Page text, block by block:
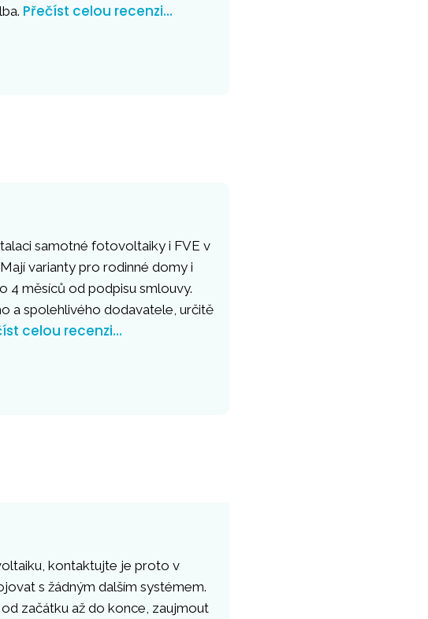
Přečíst celou recenzi…
samotné fotovoltaiky i FVE v
varianty pro rodinné domy i
4 měsíců od podpisu smlouvy.
a spolehlivého dodavatele, určitě
celou recenzi…
kontaktujte je proto v
s žádným dalším systémem.
začátku až do konce, zaujmout